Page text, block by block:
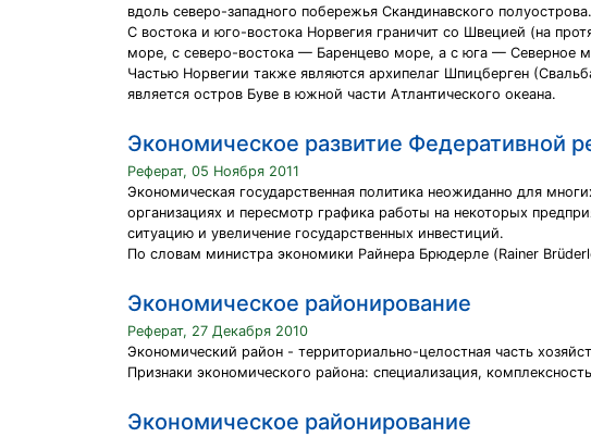
вдоль северо-западного побережья Скандинавского полуострова.
С востока и юго-востока Норвегия граничит со Швецией (на
море, с северо-востока — Баренцево море, а с юга — Северное
Частью Норвегии также являются архипелаг Шпицберген
является остров Буве в южной части Атлантического океана.
Экономическое развитие Федеративной
Реферат, 05 Ноября 2011
Экономическая государственная политика неожиданно для
организациях и пересмотр графика работы на некоторых
ситуацию и увеличение государственных инвестиций.
По словам министра экономики Райнера Брюдерле (Rainer
Экономическое районирование
Реферат, 27 Декабря 2010
Экономический район - территориально-целостная часть
Признаки экономического района: специализация,
Экономическое районирование